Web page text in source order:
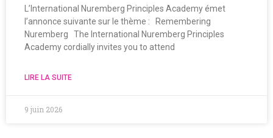
L’International Nuremberg Principles Academy émet
l’annonce suivante sur le thème : Remembering
Nuremberg The International Nuremberg Principles
Academy cordially invites you to attend
LIRE LA SUITE
9 juin 2026